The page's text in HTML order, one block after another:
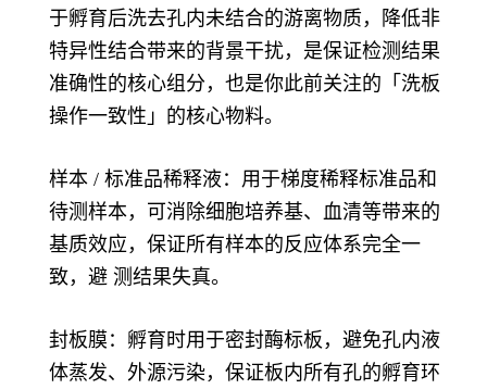
于孵育后洗去孔内未结合的游离物质，降低非
特异性结合带来的背景干扰，是保证检测结果
准确性的核心组分，也是你此前关注的「洗板
操作一致性」的核心物料。
样本 / 标准品稀释液：用于梯度稀释标准品和
待测样本，可消除细胞培养基、血清等带来的
基质效应，保证所有样本的反应体系完全一
致，避 测结果失真。
封板膜：孵育时用于密封酶标板，避免孔内液
体蒸发、外源污染，保证板内所有孔的孵育环